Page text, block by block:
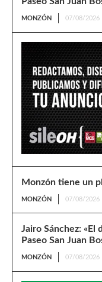
MONZÓN 07/08/2026
Monzón tiene un
MONZÓN 07/08/2026
Jairo Sánchez: «El
Paseo San Juan
MONZÓN 07/08/2026